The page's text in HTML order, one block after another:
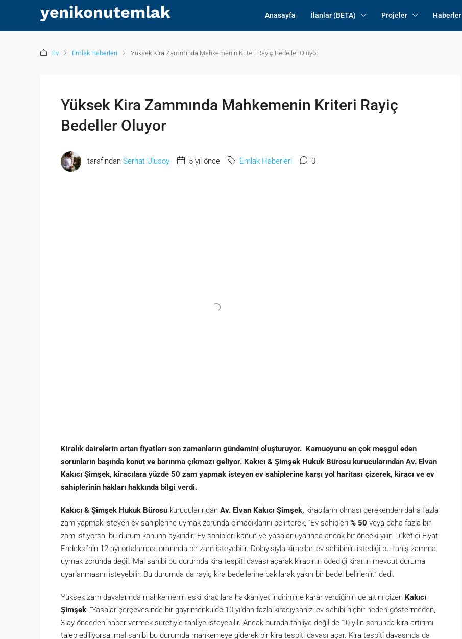
Anasayfa İlanlar (BETA) Projeler Haberler
Ev Emlak Haberleri Yüksek Kira Zammında Mahkemenin Kriteri Rayiç Bedeller Oluyor
Yüksek Kira Zammında Mahkemenin Kriteri Rayiç
Bedeller Oluyor
tarafından Serhat Ulusoy 5 yıl önce Emlak Haberleri 0
Kiralık dairelerin artan fiyatları son zamanların gündemini oluşturuyor. Kamuoyunu en çok meşgul eden
sorunların başında konut ve barınma çıkmazı geliyor. Kakıcı & Şimşek Hukuk Bürosu kurucularından Av. Elvan
Kakıcı Şimşek, kiracılara yüzde 50 zam yapmak isteyen ev sahiplerine karşı yol haritası çizerek, kiracı ve ev
sahiplerinin hakları hakkında bilgi verdi.
Kakıcı & Şimşek Hukuk Bürosu kurucularından Av. Elvan Kakıcı Şimşek, kiracıların olması gerekenden daha fazla
zam yapmak isteyen ev sahiplerine uymak zorunda olmadıklarını belirterek, “Ev sahipleri % 50 veya daha fazla bir
zam istiyorsa, bu durum kanuna aykırıdır. Ev sahipleri kanun ve yasalar uyarınca ancak bir önceki yılın Tüketici Fiyat
Endeksi’nin 12 ayı ortalaması oranında bir zam isteyebilir. Dolayısıyla kiracılar, ev sahibinin istediği bu fahiş zamma
uymak zorunda değil. Mal sahibi bu durumda kira tespiti davası açarak kiracının ödediği kiranın mevcut duruma
uyarlanmasını isteyebilir. Bu durumda da rayiç kira bedellerine bakılarak yakın bir bedel belirlenir.” dedi.
Yüksek zam davalarında mahkemenin eski kiracılara hakkaniyet indirimine karar verdiğinin de altını çizen Kakıcı
Şimşek, “Yasalar çerçevesinde bir gayrimenkulde 10 yıldan fazla kiracıysanız, ev sahibi hiçbir neden göstermeden,
3 ay önceden haber vermek suretiyle tahliye isteyebilir. Ancak burada tahliye değil de 10 yılın sonunda kira artırımı
talep ediliyorsa, mal sahibi bu durumda mahkemeye giderek bir kira tespiti davası açar. Kira tespiti davasında da